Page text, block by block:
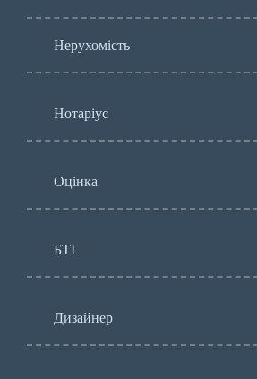
Нерухомість
Нотаріус
Оцінка
БТІ
Дизайнер